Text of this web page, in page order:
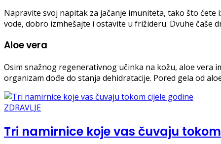
Napravite svoj napitak za jačanje imuniteta, tako što
vode, dobro izmhešajte i ostavite u frižideru. Dvuhe čaše
Aloe vera
Osim snažnog regenerativnog učinka na kožu, aloe vera
organizam dođe do stanja dehidratacije. Pored gela od
ZDRAVLJE
Tri namirnice koje vas čuvaju